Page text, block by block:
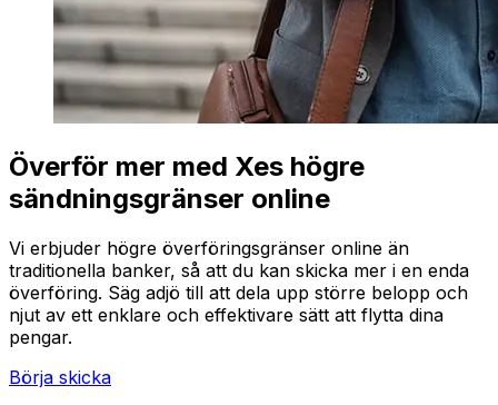
Överför mer med Xes högre
sändningsgränser online
Vi erbjuder högre överföringsgränser online än
traditionella banker, så att du kan skicka mer i en enda
överföring. Säg adjö till att dela upp större belopp och
njut av ett enklare och effektivare sätt att flytta dina
pengar.
Börja skicka